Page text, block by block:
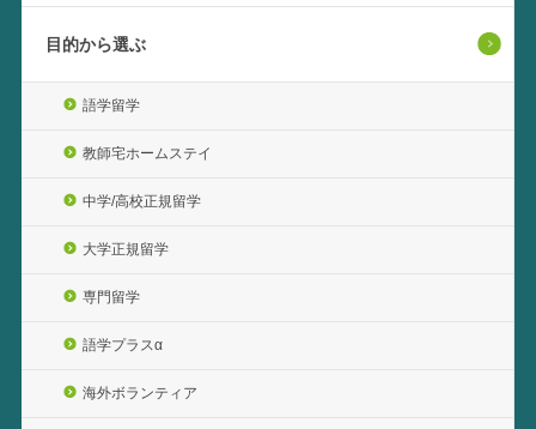
目的から選ぶ
語学留学
教師宅ホームステイ
中学/高校正規留学
大学正規留学
専門留学
語学プラスα
海外ボランティア